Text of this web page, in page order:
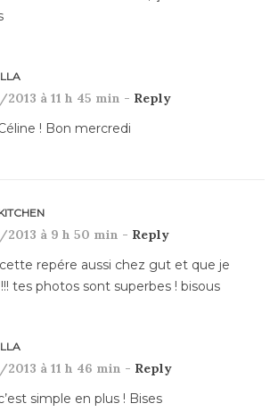
à 11 h 45 min - Reply
! Bon mercredi
à 9 h 50 min - Reply
repére aussi chez gut et que je
tes photos sont superbes ! bisous
à 11 h 46 min - Reply
simple en plus ! Bises